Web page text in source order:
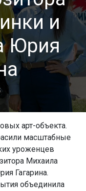
и
Юрия
арт-объекта.
масштабные
уроженцев
Михаила
Гагарина.
объединила